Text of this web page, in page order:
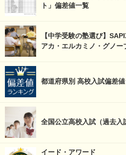
ト」偏差値一覧
【中学受験の塾選び】
アカ・エルカミノ・グノ
都道府県別 高校入試偏差
全国公立高校入試（過去入
イード・アワード